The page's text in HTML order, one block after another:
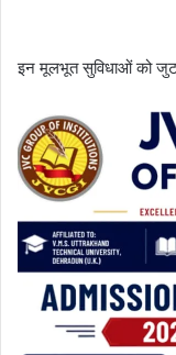
इन मूलभूत सुविधाओं को